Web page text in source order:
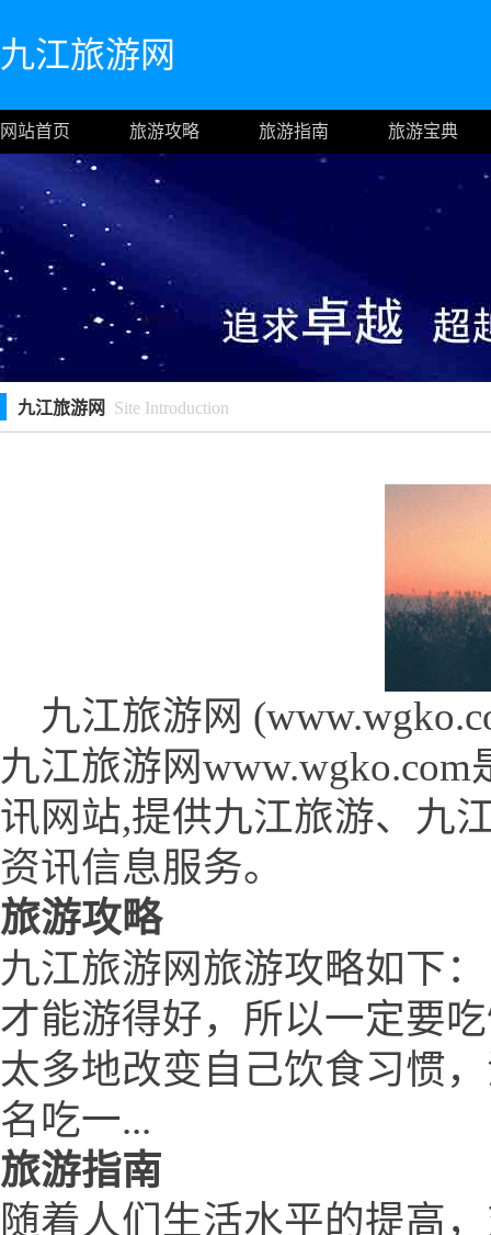
九江旅游网
网站首页 旅游攻略 旅游指南 旅游宝典
九江旅游网 Site Introduction
九江旅游网
九江旅游网
讯网站,提供九江旅游、九
资讯信息服务。
旅游攻略
九江旅游网旅游攻略如下
才能游得好，所以一定要
太多地改变自己饮食习惯
名吃一...
旅游指南
随着人们生活水平的提高